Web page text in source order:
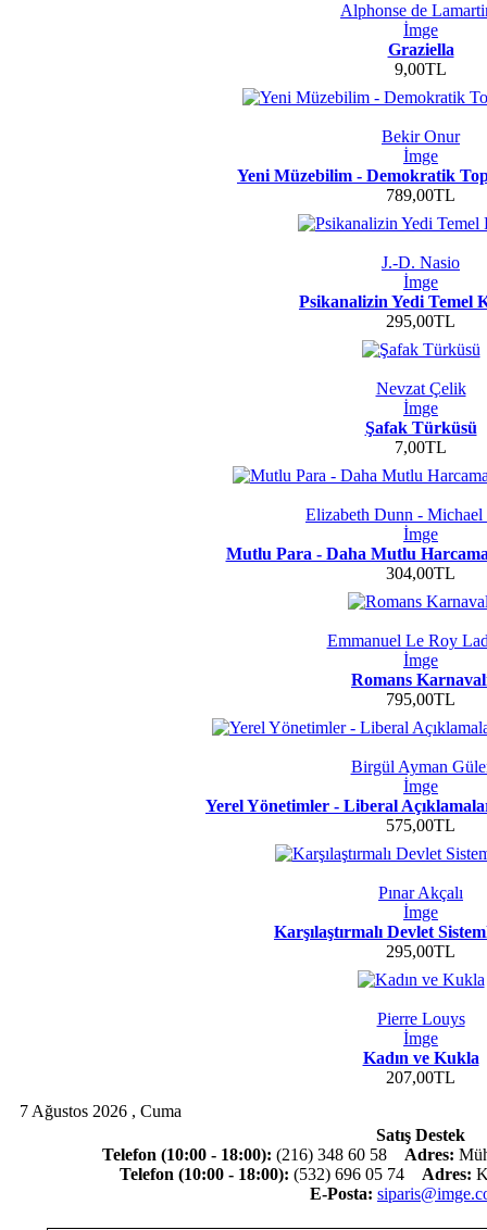
Alphonse de
İmge
Graziella
9,00TL
Bekir Onur
İmge
Yeni Müzebilim - Demokratik
789,00TL
J.-D. Nasio
İmge
Psikanalizin Yedi Temel
295,00TL
Nevzat Çelik
İmge
Şafak Türküsü
7,00TL
Elizabeth Dunn -
İmge
Mutlu Para - Daha Mutlu
304,00TL
Emmanuel Le Roy
İmge
Romans
795,00TL
Birgül Ayman
İmge
Yerel Yönetimler - Liberal
575,00TL
Pınar Akçalı
İmge
Karşılaştırmalı Devlet
295,00TL
Pierre Louys
İmge
Kadın ve Kukla
207,00TL
7 Ağustos 2026 , Cuma
Satış Destek
Telefon (10:00 - 18:00): (216) 348 60 58 Adres:
Telefon (10:00 - 18:00): (532) 696 05 74 Adres:
E-Posta: